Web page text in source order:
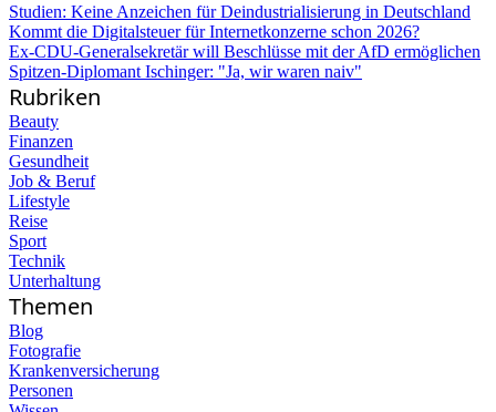
Studien: Keine Anzeichen für Deindustrialisierung in Deutschland
Kommt die Digitalsteuer für Internetkonzerne schon 2026?
Ex-CDU-Generalsekretär will Beschlüsse mit der AfD ermöglichen
Spitzen-Diplomant Ischinger: "Ja, wir waren naiv"
Rubriken
Beauty
Finanzen
Gesundheit
Job & Beruf
Lifestyle
Reise
Sport
Technik
Unterhaltung
Themen
Blog
Fotografie
Krankenversicherung
Personen